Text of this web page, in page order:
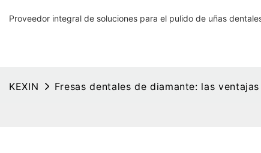
Proveedor integral de soluciones para el pulido de uñas
KEXIN Fresas dentales de diamante: las